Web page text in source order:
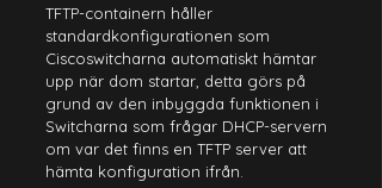
TFTP-containern håller
standardkonfigurationen som
Ciscoswitcharna automatiskt hämtar
upp när dom startar, detta görs på
grund av den inbyggda funktionen i
Switcharna som frågar DHCP-servern
om var det finns en TFTP server att
hämta konfiguration ifrån.